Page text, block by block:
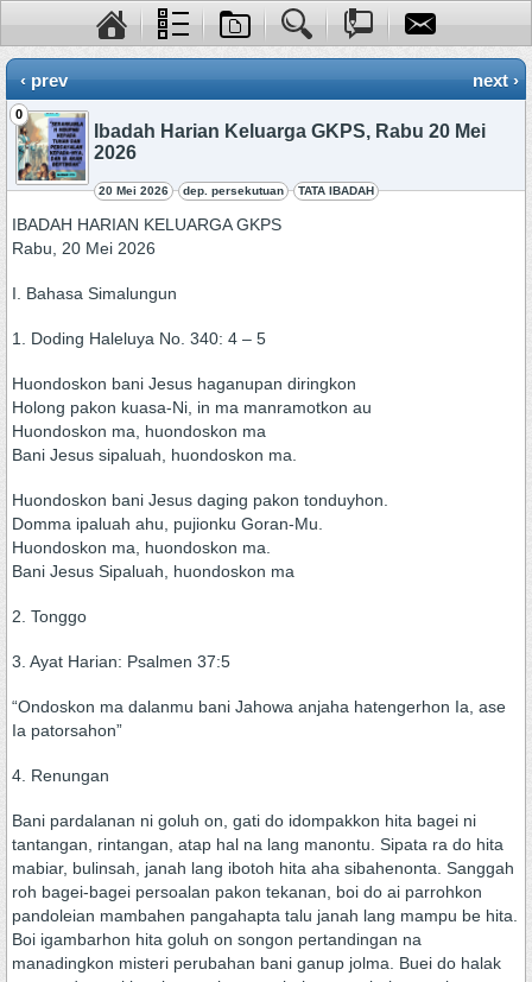
‹ prev next ›
0
Ibadah Harian Keluarga GKPS, Rabu 20 Mei
2026
20 Mei 2026 dep. persekutuan TATA IBADAH
IBADAH HARIAN KELUARGA GKPS
Rabu, 20 Mei 2026
I. Bahasa Simalungun
1. Doding Haleluya No. 340: 4 – 5
Huondoskon bani Jesus haganupan diringkon
Holong pakon kuasa-Ni, in ma manramotkon au
Huondoskon ma, huondoskon ma
Bani Jesus sipaluah, huondoskon ma.
Huondoskon bani Jesus daging pakon tonduyhon.
Domma ipaluah ahu, pujionku Goran-Mu.
Huondoskon ma, huondoskon ma.
Bani Jesus Sipaluah, huondoskon ma
2. Tonggo
3. Ayat Harian: Psalmen 37:5
“Ondoskon ma dalanmu bani Jahowa anjaha hatengerhon Ia, ase
Ia patorsahon”
4. Renungan
Bani pardalanan ni goluh on, gati do idompakkon hita bagei ni
tantangan, rintangan, atap hal na lang manontu. Sipata ra do hita
mabiar, bulinsah, janah lang ibotoh hita aha sibahenonta. Sanggah
roh bagei-bagei persoalan pakon tekanan, boi do ai parrohkon
pandoleian mambahen pangahapta talu janah lang mampu be hita.
Boi igambarhon hita goluh on songon pertandingan na
manadingkon misteri perubahan bani ganup jolma. Buei do halak